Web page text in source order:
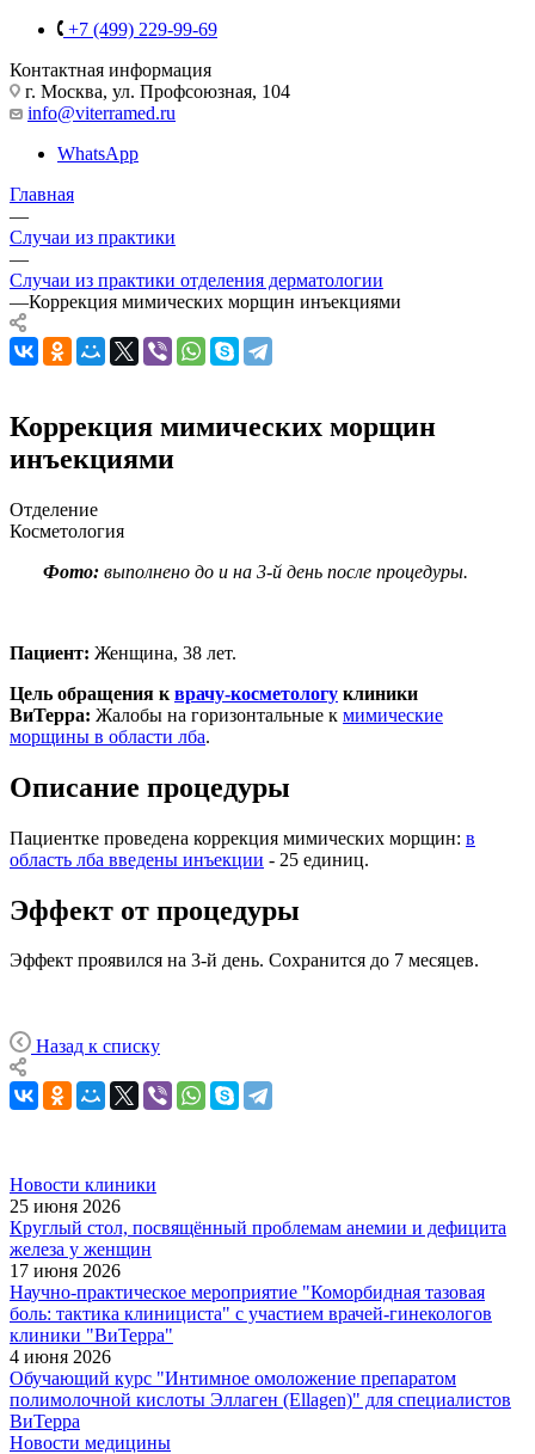
+7 (499) 229-99-69
Контактная информация
г. Москва, ул. Профсоюзная, 104
info@viterramed.ru
WhatsApp
Главная
—
Случаи из практики
—
Случаи из практики отделения дерматологии
—Коррекция мимических морщин инъекциями
Коррекция мимических морщин
инъекциями
Отделение
Косметология
Фото: выполнено до и на 3-й день после процедуры.
Пациент: Женщина, 38 лет.
Цель обращения к врачу-косметологу клиники
ВиТерра: Жалобы на горизонтальные к мимические
морщины в области лба.
Описание процедуры
Пациентке проведена коррекция мимических морщин: в
область лба введены инъекции - 25 единиц.
Эффект от процедуры
Эффект проявился на 3-й день. Сохранится до 7 месяцев.
Назад к списку
Новости клиники
25 июня 2026
Круглый стол, посвящённый проблемам анемии и дефицита
железа у женщин
17 июня 2026
Научно-практическое мероприятие "Коморбидная тазовая
боль: тактика клинициста" с участием врачей-гинекологов
клиники "ВиТерра"
4 июня 2026
Обучающий курс "Интимное омоложение препаратом
полимолочной кислоты Эллаген (Ellagen)" для специалистов
ВиТерра
Новости медицины